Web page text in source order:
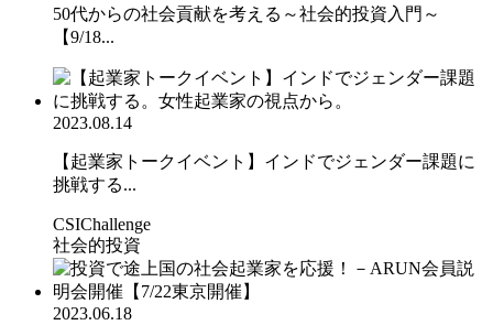
50代からの社会貢献を考える～社会的投資入門～
【9/18...
2023.08.14
【起業家トークイベント】インドでジェンダー課題に
挑戦する...
CSIChallenge
社会的投資
2023.06.18